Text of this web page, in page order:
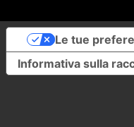
Informativa sulla
Le tue